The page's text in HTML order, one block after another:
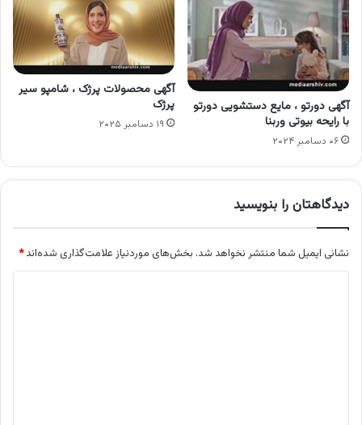
آگهی دورتو ، مایع دستشویی دورتو
با رایحه بیوتی وربنا
۰۶ دسامبر ۲۰۲۴
آگهی محصولات پرژک ، شامپو سیر
پرژک
۱۹ دسامبر ۲۰۲۵
دیدگاهتان را بنویسید
نشانی ایمیل شما منتشر نخواهد شد. بخش‌های موردنیاز علامت‌گذاری شده‌اند*